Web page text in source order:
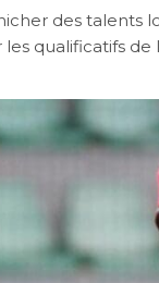
des talents
les qualificatifs